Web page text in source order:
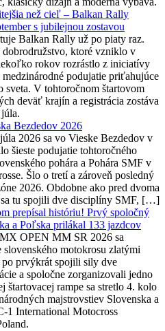
než cieľ – Balkan Rally
s jubilejnou zostavou
Balkan Rally už po piaty raz.
ktoré vzniklo v
rokov rozrástlo z iniciatívy
podujatie priťahujúce
sveta. V tohtoročnom štartovom
deväť krajín a registrácia zostáva
Bezdedov 2026
2026 sa vo Vieske Bezdedov v
šieste podujatie tohtoročného
pohára a Pohára SMF v
Šlo o tretí a zároveň posledný
2026. Obdobne ako pred dvoma
tu spojili dve disciplíny SMF, […]
prepísal históriu! Prvý spoločný
a Poľska prilákal 133 jazdcov
OPEN MM SR 2026 sa
slovenského motokrosu zlatými
prvýkrát spojili sily dve
a spoločne zorganizovali jedno
štartovacej rampe sa stretlo 4. kolo
majstrovstiev Slovenska a
1 International Motocross